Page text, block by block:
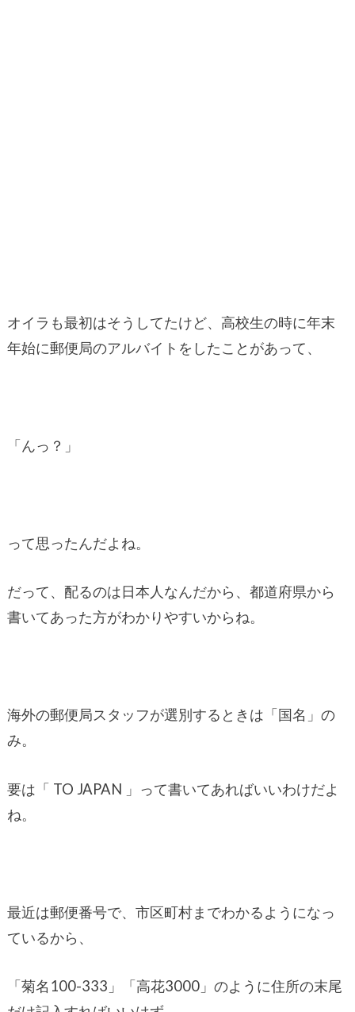
オイラも最初はそうしてたけど、高校生の時に年末
年始に郵便局のアルバイトをしたことがあって、
「んっ？」
って思ったんだよね。
だって、配るのは日本人なんだから、都道府県から
書いてあった方がわかりやすいからね。
海外の郵便局スタッフが選別するときは「国名」の
み。
要は「 TO JAPAN 」って書いてあればいいわけだよ
ね。
最近は郵便番号で、市区町村までわかるようになっ
ているから、
「菊名100-333」「高花3000」のように住所の末尾